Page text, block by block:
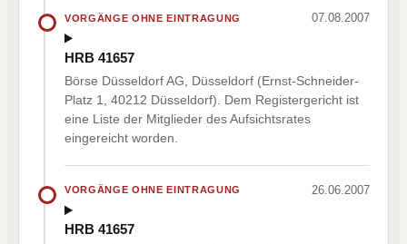
VORGÄNGE OHNE EINTRAGUNG 07.08.2007
HRB 41657
Börse Düsseldorf AG, Düsseldorf (Ernst-Schneider-
Platz 1, 40212 Düsseldorf). Dem Registergericht ist
eine Liste der Mitglieder des Aufsichtsrates
eingereicht worden.
VORGÄNGE OHNE EINTRAGUNG 26.06.2007
HRB 41657